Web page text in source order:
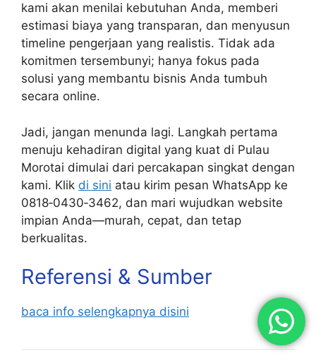
kami akan menilai kebutuhan Anda, memberi
estimasi biaya yang transparan, dan menyusun
timeline pengerjaan yang realistis. Tidak ada
komitmen tersembunyi; hanya fokus pada
solusi yang membantu bisnis Anda tumbuh
secara online.
Jadi, jangan menunda lagi. Langkah pertama
menuju kehadiran digital yang kuat di Pulau
Morotai dimulai dari percakapan singkat dengan
kami. Klik di sini atau kirim pesan WhatsApp ke
0818‑0430‑3462, dan mari wujudkan website
impian Anda—murah, cepat, dan tetap
berkualitas.
Referensi & Sumber
baca info selengkapnya disini